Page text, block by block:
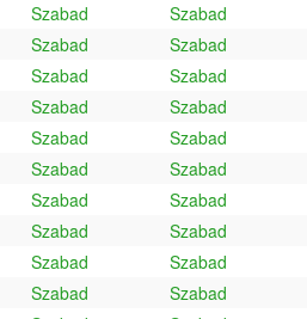
Szabad Szabad
Szabad Szabad
Szabad Szabad
Szabad Szabad
Szabad Szabad
Szabad Szabad
Szabad Szabad
Szabad Szabad
Szabad Szabad
Szabad Szabad